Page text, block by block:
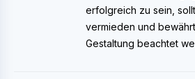
erfolgreich zu sein,
vermieden und
Gestaltung beachtet